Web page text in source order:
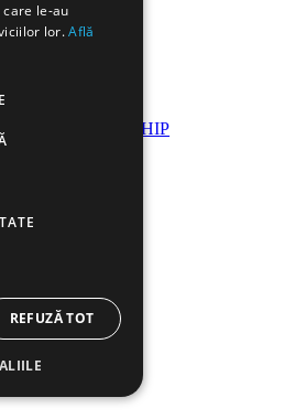
RETECH, fara CHIP
le-au
lor.Află
REFUZĂ TOT